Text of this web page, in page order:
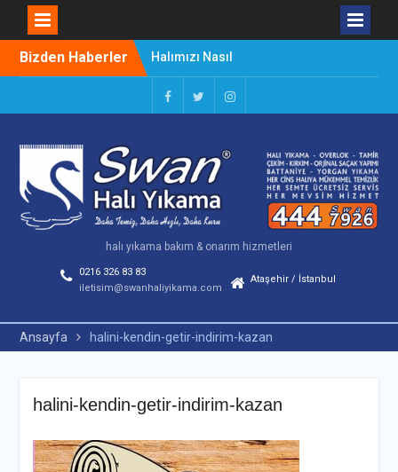
Bizden Haberler
Halımızı Nasıl
Kullanmalıyız
Halı Yıkama Çalıştayı
Başladı
Facebook
TwitterInstagram
halı yıkama bakım & onarım hizmetleri
0216 326 83 83
iletisim@swanhaliyikama.com
Ataşehir / İstanbul
Ansayfa halini-kendin-getir-indirim-kazan
halini-kendin-getir-indirim-kazan